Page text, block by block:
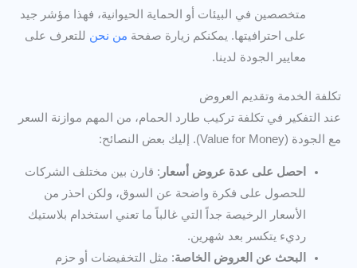
متخصصين في البيئات أو الحماية الحيوانية، فهذا مؤشر جيد
على احترافيتها. يمكنكم زيارة صفحة من نحن للتعرف على
معايير الجودة لدينا.
تكلفة الخدمة وتقديم العروض
عند التفكير في تكلفة تركيب طارد الحمام، من المهم موازنة السعر
مع الجودة (Value for Money). إليك بعض النصائح:
احصل على عدة عروض أسعار : قارن بين مختلف الشركات
للحصول على فكرة واضحة عن السوق، ولكن احذر من
الأسعار الرخيصة جداً التي غالباً ما تعني استخدام بلاستيك
رديء يتكسر بعد شهرين.
البحث عن العروض الخاصة: مثل التخفيضات أو حزم